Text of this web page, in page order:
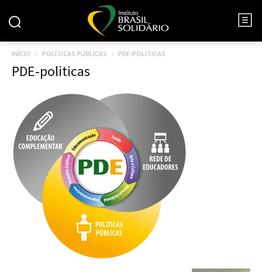
INÍCIO POLÍTICAS PÚBLICAS PDE-POLITICAS
PDE-politicas